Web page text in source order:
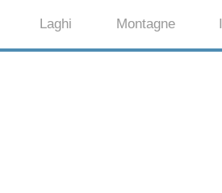
Laghi Montagne